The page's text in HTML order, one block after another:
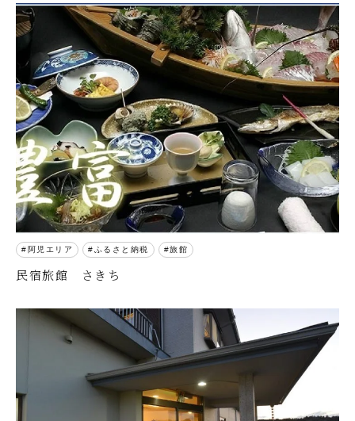
阿児エリア ふるさと納税 旅館
民宿旅館 さきち